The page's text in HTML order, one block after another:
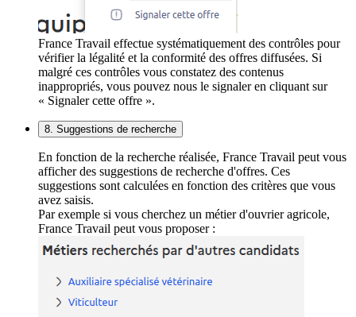
France Travail effectue systématiquement des contrôles pour
vérifier la légalité et la conformité des offres diffusées. Si
malgré ces contrôles vous constatez des contenus
inappropriés, vous pouvez nous le signaler en cliquant sur
« Signaler cette offre ».
8. Suggestions de recherche
En fonction de la recherche réalisée, France Travail peut vous
afficher des suggestions de recherche d'offres. Ces
suggestions sont calculées en fonction des critères que vous
avez saisis.
Par exemple si vous cherchez un métier d'ouvrier agricole,
France Travail peut vous proposer :